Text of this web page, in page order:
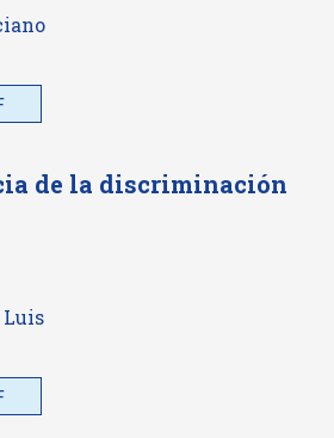
de la discriminación
Luis